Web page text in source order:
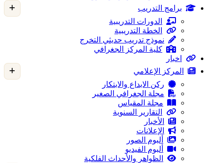
برامج التدريب
الدورات التدريبية
الخطة التدريبية
نموذج تدريب حديثي التخرج
كلية المركز الجغرافي
اخبار
المركز الإعلامي
ركن الابداع والابتكار
مجلة الجغرافي الصغير
مجلة المقياس
التقارير السنوية
الأخبار
الإعلانات
ألبوم الصور
ألبوم الفيديو
الظواهر والأحداث الفلكية